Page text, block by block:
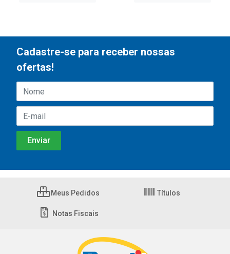
Cadastre-se para receber nossas
ofertas!
Meus Pedidos Títulos
Notas Fiscais